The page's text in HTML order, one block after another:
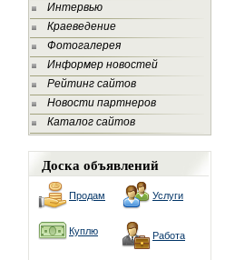
Интервью
Краеведение
Фотогалерея
Информер новостей
Рейтинг сайтов
Новости партнеров
Каталог сайтов
Доска объявлений
Продам Услуги
Куплю Работа